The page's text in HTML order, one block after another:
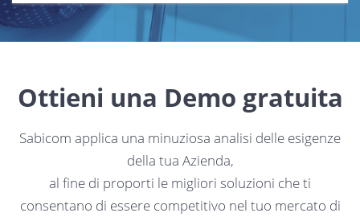
Ottieni una Demo gratuita
Sabicom applica una minuziosa analisi delle esigenze
della tua Azienda,
al fine di proporti le migliori soluzioni che ti
consentano di essere competitivo nel tuo mercato di